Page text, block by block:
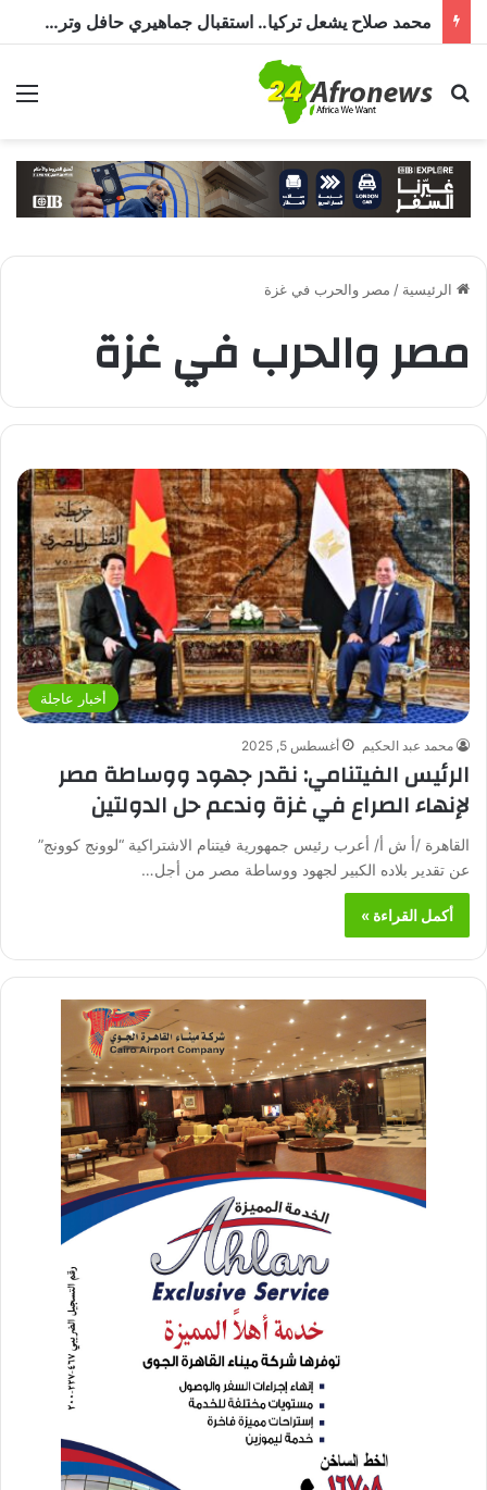
محمد صلاح يشعل تركيا.. استقبال جماهيري حافل وترحيب بـ”الملك المصري” قبل انضمامه إلى طرابزون سبور
بحث عن
الرئيسية / مصر والحرب في غزة
مصر والحرب في غزة
أخبار عاجلة
محمد عبد الحكيم أغسطس 5, 2025
الرئيس الفيتنامي: نقدر جهود ووساطة مصر
لإنهاء الصراع في غزة وندعم حل الدولتين
القاهرة /أ ش أ/ أعرب رئيس جمهورية فيتنام الاشتراكية “لوونج كوونج”
عن تقدير بلاده الكبير لجهود ووساطة مصر من أجل…
أكمل القراءة »